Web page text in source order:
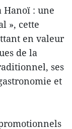
Hanoï : une
», cette
en valeur
de la
ses
et